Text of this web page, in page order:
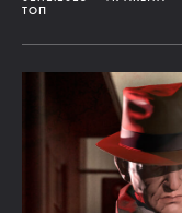
ТОП